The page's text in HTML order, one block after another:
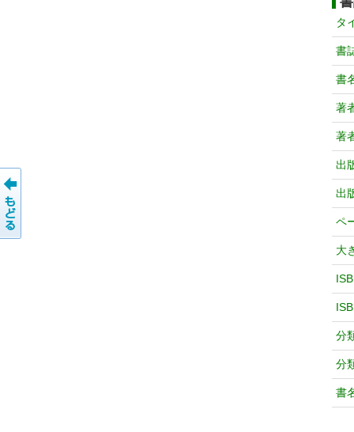
タ
書
書
著
著
出
出
ペ
大
分
分
書